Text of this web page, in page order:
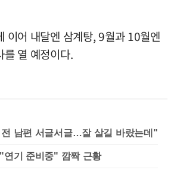
이어 내달엔 삼계탕, 9월과 10월엔
를 열 예정이다.
남편 서글서글…잘 살길 바랐는데"
연기 준비중" 깜짝 근황